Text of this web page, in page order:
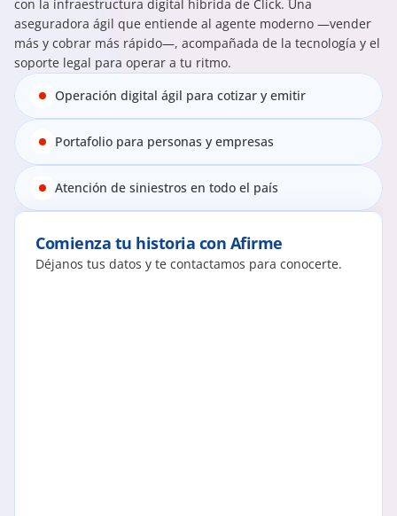
con la infraestructura digital híbrida de Click. Una
aseguradora ágil que entiende al agente moderno —vender
más y cobrar más rápido—, acompañada de la tecnología y el
soporte legal para operar a tu ritmo.
Operación digital ágil para cotizar y emitir
Portafolio para personas y empresas
Atención de siniestros en todo el país
Comienza tu historia con Afirme
Déjanos tus datos y te contactamos para conocerte.